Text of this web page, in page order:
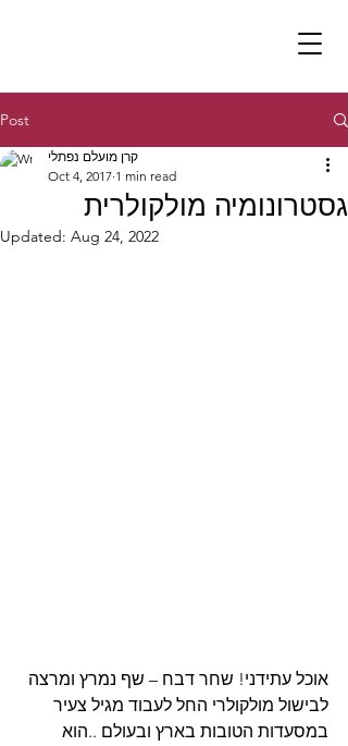
Post
גסטרונומיה מולקולרית
קרן מועלם נפתלי
Oct 4, 2017 1 min read
Updated: Aug 24, 2022
אוכל עתידני! שחר דבח – שף נמרץ ומרצה
לבישול מולקולרי החל לעבוד מגיל צעיר
במסעדות הטובות בארץ ובעולם ..הוא